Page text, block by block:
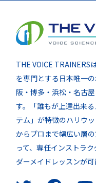
THE VOICE TRAINERS
を専門とする日本唯一
阪・博多・浜松・名古
す。「誰もが上達出来
テム」が特徴のハリウ
からプロまで幅広い層
って、専任インストラ
ダーメイドレッスンが可